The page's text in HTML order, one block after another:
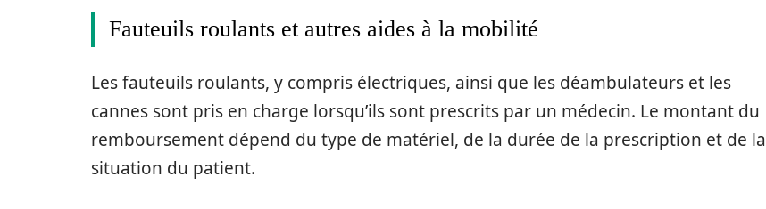
Fauteuils roulants et autres aides à la mobilité
Les fauteuils roulants, y compris électriques, ainsi que les déambulateurs et les
cannes sont pris en charge lorsqu’ils sont prescrits par un médecin. Le montant du
remboursement dépend du type de matériel, de la durée de la prescription et de la
situation du patient.